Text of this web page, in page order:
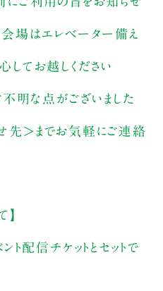
場はエレベーター備え
してお越しください
不明な点がございました
先＞までお気軽にご連絡
】
ト配信チケットとセットで